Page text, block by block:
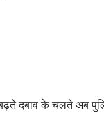
दबाव के चलते अब